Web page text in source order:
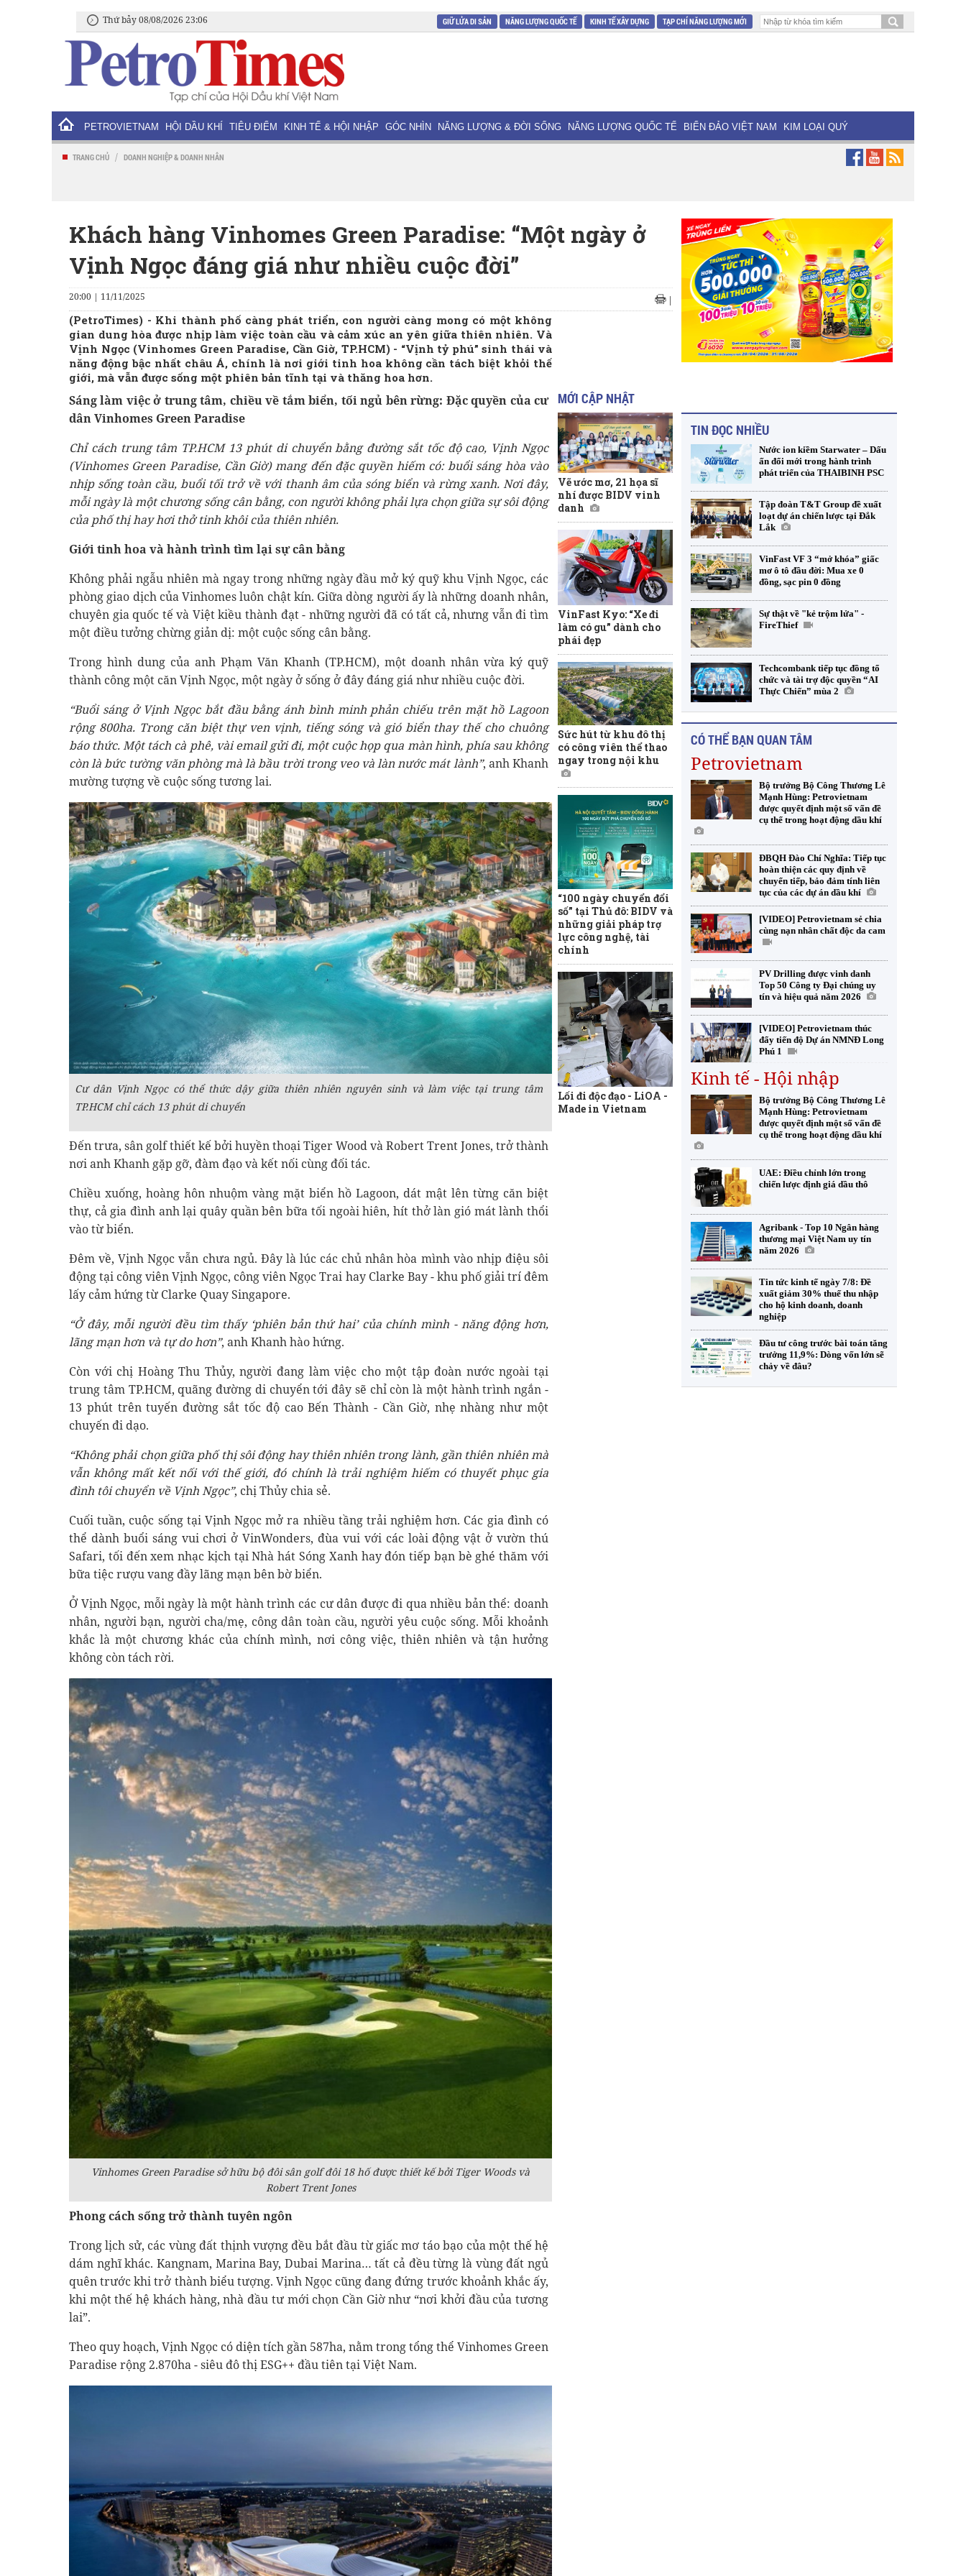
Thứ bảy 08/08/2026 23:06 GIỮ LỬA DI SẢN NĂNG LƯỢNG QUỐC TẾ KINH TẾ XÂY DỰNG TẠP CHÍ NĂNG LƯỢNG MỚI
PETROVIETNAM HỘI DẦU KHÍ TIÊU ĐIỂM KINH TẾ & HỘI NHẬP GÓC NHÌN NĂNG LƯỢNG & ĐỜI SỐNG NĂNG LƯỢNG QUỐC TẾ BIỂN ĐẢO VIỆT NAM KIM LOẠI QUÝ
TRANG CHỦ / DOANH NGHIỆP & DOANH NHÂN
Khách hàng Vinhomes Green Paradise: “Một ngày ở
Vịnh Ngọc đáng giá như nhiều cuộc đời”
20:00 | 11/11/2025 |
(PetroTimes) - Khi thành phố càng phát triển, con người càng mong có một không
gian dung hòa được nhịp làm việc toàn cầu và cảm xúc an yên giữa thiên nhiên. Và
Vịnh Ngọc (Vinhomes Green Paradise, Cần Giờ, TP.HCM) - “Vịnh tỷ phú” sinh thái và
năng động bậc nhất châu Á, chính là nơi giới tinh hoa không cần tách biệt khỏi thế
giới, mà vẫn được sống một phiên bản tĩnh tại và thăng hoa hơn.
Sáng làm việc ở trung tâm, chiều về tắm biển, tối ngủ bên rừng: Đặc quyền của cư
dân Vinhomes Green Paradise
Chỉ cách trung tâm TP.HCM 13 phút di chuyển bằng đường sắt tốc độ cao, Vịnh Ngọc
(Vinhomes Green Paradise, Cần Giờ) mang đến đặc quyền hiếm có: buổi sáng hòa vào
nhịp sống toàn cầu, buổi tối trở về với thanh âm của sóng biển và rừng xanh. Nơi đây,
mỗi ngày là một chương sống cân bằng, con người không phải lựa chọn giữa sự sôi động
của phố thị hay hơi thở tinh khôi của thiên nhiên.
Giới tinh hoa và hành trình tìm lại sự cân bằng
Không phải ngẫu nhiên mà ngay trong những ngày đầu mở ký quỹ khu Vịnh Ngọc, các
phòng giao dịch của Vinhomes luôn chật kín. Giữa dòng người ấy là những doanh nhân,
chuyên gia quốc tế và Việt kiều thành đạt - những người đã có tất cả, nhưng vẫn đi tìm
một điều tưởng chừng giản dị: một cuộc sống cân bằng.
Trong hình dung của anh Phạm Văn Khanh (TP.HCM), một doanh nhân vừa ký quỹ
thành công một căn Vịnh Ngọc, một ngày ở sống ở đây đáng giá như nhiều cuộc đời.
“Buổi sáng ở Vịnh Ngọc bắt đầu bằng ánh bình minh phản chiếu trên mặt hồ Lagoon
rộng 800ha. Trong căn biệt thự ven vịnh, tiếng sóng và gió biển thay thế cho chuông
báo thức. Một tách cà phê, vài email gửi đi, một cuộc họp qua màn hình, phía sau không
còn là bức tường văn phòng mà là bầu trời trong veo và làn nước mát lành”, anh Khanh
mường tượng về cuộc sống tương lai.
Cư dân Vịnh Ngọc có thể thức dậy giữa thiên nhiên nguyên sinh và làm việc tại trung tâm
TP.HCM chỉ cách 13 phút di chuyển
Đến trưa, sân golf thiết kế bởi huyền thoại Tiger Wood và Robert Trent Jones, trở thành
nơi anh Khanh gặp gỡ, đàm đạo và kết nối cùng đối tác.
Chiều xuống, hoàng hôn nhuộm vàng mặt biển hồ Lagoon, dát mật lên từng căn biệt
thự, cả gia đình anh lại quây quần bên bữa tối ngoài hiên, hít thở làn gió mát lành thổi
vào từ biển.
Đêm về, Vịnh Ngọc vẫn chưa ngủ. Đây là lúc các chủ nhân hòa mình vào nhịp điệu sôi
động tại công viên Vịnh Ngọc, công viên Ngọc Trai hay Clarke Bay - khu phố giải trí đêm
lấy cảm hứng từ Clarke Quay Singapore.
“Ở đây, mỗi người đều tìm thấy ‘phiên bản thứ hai’ của chính mình - năng động hơn,
lãng mạn hơn và tự do hơn”, anh Khanh hào hứng.
Còn với chị Hoàng Thu Thủy, người đang làm việc cho một tập đoàn nước ngoài tại
trung tâm TP.HCM, quãng đường di chuyển tới đây sẽ chỉ còn là một hành trình ngắn -
13 phút trên tuyến đường sắt tốc độ cao Bến Thành - Cần Giờ, nhẹ nhàng như một
chuyến đi dạo.
“Không phải chọn giữa phố thị sôi động hay thiên nhiên trong lành, gần thiên nhiên mà
vẫn không mất kết nối với thế giới, đó chính là trải nghiệm hiếm có thuyết phục gia
đình tôi chuyển về Vịnh Ngọc”, chị Thủy chia sẻ.
Cuối tuần, cuộc sống tại Vịnh Ngọc mở ra nhiều tầng trải nghiệm hơn. Các gia đình có
thể dành buổi sáng vui chơi ở VinWonders, đùa vui với các loài động vật ở vườn thú
Safari, tối đến xem nhạc kịch tại Nhà hát Sóng Xanh hay đón tiếp bạn bè ghé thăm với
bữa tiệc rượu vang đầy lãng mạn bên bờ biển.
Ở Vịnh Ngọc, mỗi ngày là một hành trình các cư dân được đi qua nhiều bản thể: doanh
nhân, người bạn, người cha/mẹ, công dân toàn cầu, người yêu cuộc sống. Mỗi khoảnh
khắc là một chương khác của chính mình, nơi công việc, thiên nhiên và tận hưởng
không còn tách rời.
Vinhomes Green Paradise sở hữu bộ đôi sân golf đôi 18 hố được thiết kế bởi Tiger Woods và
Robert Trent Jones
Phong cách sống trở thành tuyên ngôn
Trong lịch sử, các vùng đất thịnh vượng đều bắt đầu từ giấc mơ táo bạo của một thế hệ
dám nghĩ khác. Kangnam, Marina Bay, Dubai Marina… tất cả đều từng là vùng đất ngủ
quên trước khi trở thành biểu tượng. Vịnh Ngọc cũng đang đứng trước khoảnh khắc ấy,
khi một thế hệ khách hàng, nhà đầu tư mới chọn Cần Giờ như “nơi khởi đầu của tương
lai”.
Theo quy hoạch, Vịnh Ngọc có diện tích gần 587ha, nằm trong tổng thể Vinhomes Green
Paradise rộng 2.870ha - siêu đô thị ESG++ đầu tiên tại Việt Nam.
MỚI CẬP NHẬT
Vẽ ước mơ, 21 họa sĩ
nhí được BIDV vinh
danh
VinFast Kyo: “Xe đi
làm có gu” dành cho
phái đẹp
Sức hút từ khu đô thị
có công viên thể thao
ngay trong nội khu
“100 ngày chuyển đổi
số” tại Thủ đô: BIDV và
những giải pháp trợ
lực công nghệ, tài
chính
Lối đi độc đạo - LiOA -
Made in Vietnam
TIN ĐỌC NHIỀU
Nước ion kiềm Starwater – Dấu
ấn đổi mới trong hành trình
phát triển của THAIBINH PSC
Tập đoàn T&T Group đề xuất
loạt dự án chiến lược tại Đắk
Lắk
VinFast VF 3 “mở khóa” giấc
mơ ô tô đầu đời: Mua xe 0
đồng, sạc pin 0 đồng
Sự thật về "kẻ trộm lửa" -
FireThief
Techcombank tiếp tục đồng tổ
chức và tài trợ độc quyền “AI
Thực Chiến” mùa 2
CÓ THỂ BẠN QUAN TÂM
Petrovietnam
Bộ trưởng Bộ Công Thương Lê
Mạnh Hùng: Petrovietnam
được quyết định một số vấn đề
cụ thể trong hoạt động dầu khí
ĐBQH Đào Chí Nghĩa: Tiếp tục
hoàn thiện các quy định về
chuyển tiếp, bảo đảm tính liên
tục của các dự án dầu khí
[VIDEO] Petrovietnam sẻ chia
cùng nạn nhân chất độc da cam
PV Drilling được vinh danh
Top 50 Công ty Đại chúng uy
tín và hiệu quả năm 2026
[VIDEO] Petrovietnam thúc
đẩy tiến độ Dự án NMNĐ Long
Phú 1
Kinh tế - Hội nhập
Bộ trưởng Bộ Công Thương Lê
Mạnh Hùng: Petrovietnam
được quyết định một số vấn đề
cụ thể trong hoạt động dầu khí
UAE: Điều chỉnh lớn trong
chiến lược định giá dầu thô
Agribank - Top 10 Ngân hàng
thương mại Việt Nam uy tín
năm 2026
Tin tức kinh tế ngày 7/8: Đề
xuất giảm 30% thuế thu nhập
cho hộ kinh doanh, doanh
nghiệp
Đầu tư công trước bài toán tăng
trưởng 11,9%: Dòng vốn lớn sẽ
chảy về đâu?